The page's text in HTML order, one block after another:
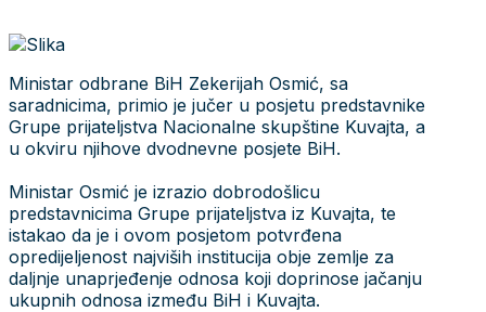
Ministar odbrane BiH Zekerijah Osmić, sa
saradnicima, primio je jučer u posjetu predstavnike
Grupe prijateljstva Nacionalne skupštine Kuvajta, a
u okviru njihove dvodnevne posjete BiH.
Ministar Osmić je izrazio dobrodošlicu
predstavnicima Grupe prijateljstva iz Kuvajta, te
istakao da je i ovom posjetom potvrđena
opredijeljenost najviših institucija obje zemlje za
daljnje unaprjeđenje odnosa koji doprinose jačanju
ukupnih odnosa između BiH i Kuvajta.